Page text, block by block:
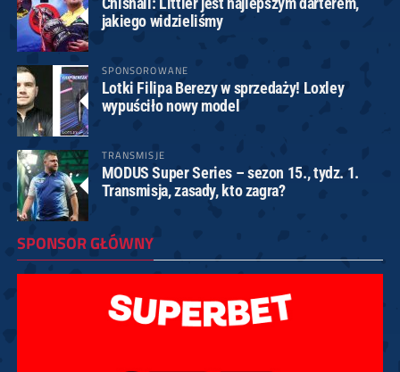
jakiego widzieliśmy
SPONSOROWANE
Lotki Filipa Berezy w sprzedaży! Loxley
wypuściło nowy model
TRANSMISJE
MODUS Super Series – sezon 15., tydz. 1.
Transmisja, zasady, kto zagra?
SPONSOR GŁÓWNY